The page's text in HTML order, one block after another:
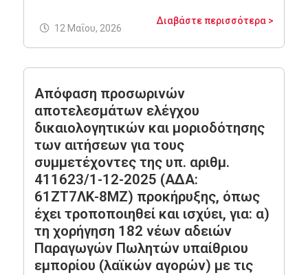
Διαβάστε περισσότερα >
12 Μαΐου, 2026
Απόφαση προσωρινών
αποτελεσμάτων ελέγχου
δικαιολογητικών και μοριοδότησης
των αιτήσεων για τους
συμμετέχοντες της υπ. αριθμ.
411623/1-12-2025 (ΑΔΑ:
61ΖΤ7ΛΚ-8ΜΖ) προκήρυξης, όπως
έχει τροποποιηθεί και ισχύει, για: α)
τη χορήγηση 182 νέων αδειών
Παραγωγών Πωλητών υπαίθριου
εμπορίου (λαϊκών αγορών) με τις